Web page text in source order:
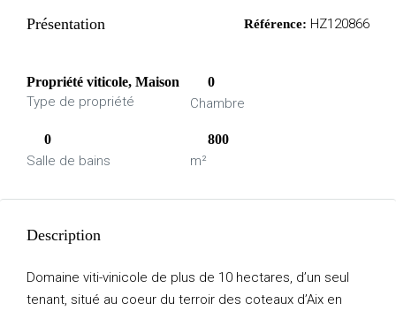
Présentation Référence: HZ120866
Propriété viticole, Maison
Type de propriété
0
Chambre
0
Salle de bains
800
m²
Description
Domaine viti-vinicole de plus de 10 hectares, d’un seul
tenant, situé au coeur du terroir des coteaux d’Aix en